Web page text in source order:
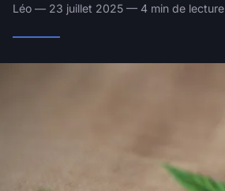
Léo — 23 juillet 2025 — 4 min de lecture